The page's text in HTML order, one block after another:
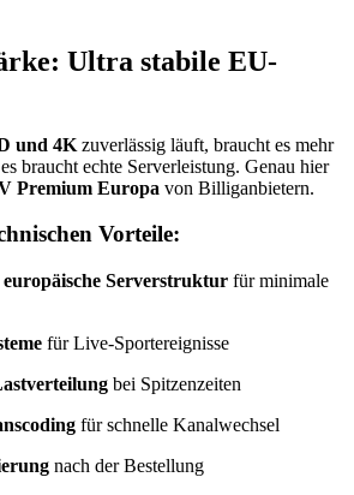
Ultra stabile EU-
und 4K zuverlässig läuft, braucht es mehr
braucht echte Serverleistung. Genau hier
Premium Europa von Billiganbietern.
Vorteile:
Serverstruktur für minimale
für Live-Sportereignisse
bei Spitzenzeiten
für schnelle Kanalwechsel
nach der Bestellung